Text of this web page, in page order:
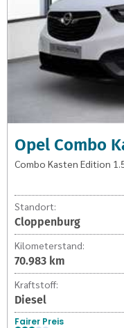
Opel Combo
Combo Kasten Edition
Standort:
Cloppenburg
Kilometerstand:
70.983 km
Kraftstoff:
Diesel
Fairer Preis